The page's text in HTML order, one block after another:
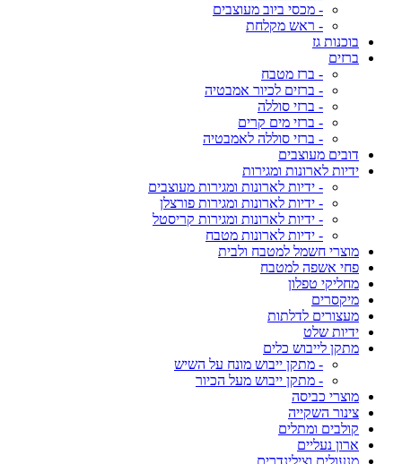
- מכסי ביוב מעוצבים
- ראש מקלחת
בוכנות גז
ברזים
- ברז מטבח
- ברזים לכיור אמבטיה
- ברזי סוללה
- ברזי מים קרים
- ברזי סוללה לאמבטיה
דובים מעוצבים
ידיות לארונות ומגירות
- ידיות לארונות ומגירות מעוצבים
- ידיות לארונות ומגירות פורצלן
- ידיות לארונות ומגירות קריסטל
- ידיות לארונות מטבח
מוצרי חשמל למטבח ולבית
פחי אשפה למטבח
מחליקי טפלון
מיקסרים
מעצורים לדלתות
ידיות שלט
מתקן לייבוש כלים
- מתקן ייבוש מונח על השיש
- מתקן ייבוש מעל הכיור
מוצרי כביסה
צינור השקייה
קולבים ומתלים
ארון נעליים
מנעולים וצילינדרים